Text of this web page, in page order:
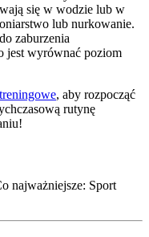
się w wodzie lub w
lub nurkowanie.
zaburzenia
jest wyrównać poziom
, aby rozpocząć
rutynę
najważniejsze: Sport